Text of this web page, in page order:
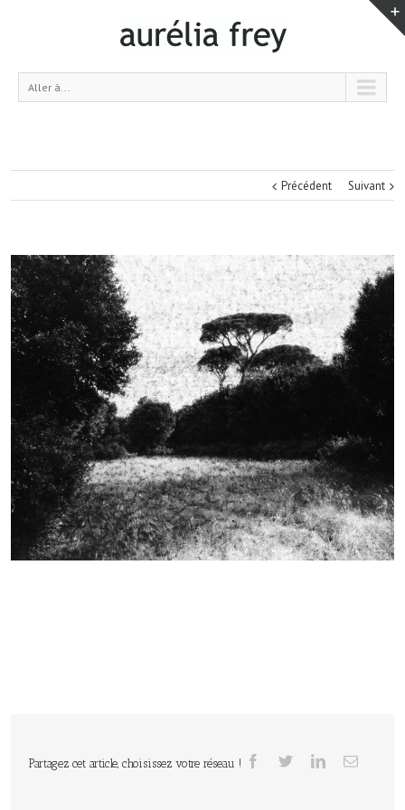
Aller à...
Précédent Suivant
Partagez cet article, choisissez votre réseau !